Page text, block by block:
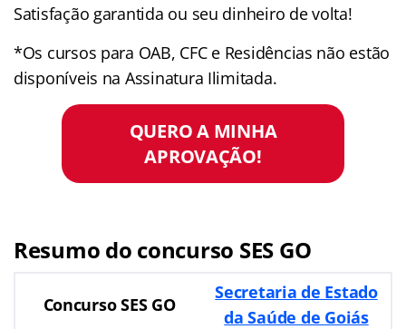
Satisfação garantida ou seu dinheiro de volta!
*Os cursos para OAB, CFC e Residências não estão
disponíveis na Assinatura Ilimitada.
QUERO A MINHA
APROVAÇÃO!
Resumo do concurso SES GO
Concurso SES GO
Secretaria de Estado
da Saúde de Goiás